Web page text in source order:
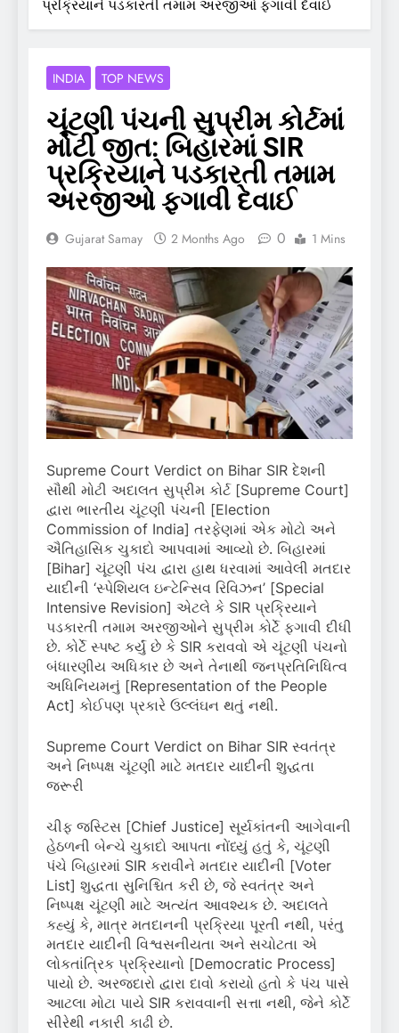
પ્રક્રિયાને પડકારતી તમામ અરજીઓ ફગાવી દેવાઈ
INDIA TOP NEWS
​ચૂંટણી પંચની સુપ્રીમ કોર્ટમાં
મોટી જીત: બિહારમાં SIR
પ્રક્રિયાને પડકારતી તમામ
અરજીઓ ફગાવી દેવાઈ
Gujarat Samay 2 Months Ago 0 1 Mins
Supreme Court Verdict on Bihar SIR દેશની
સૌથી મોટી અદાલત સુપ્રીમ કોર્ટ [Supreme Court]
દ્વારા ભારતીય ચૂંટણી પંચની [Election
Commission of India] તરફેણમાં એક મોટો અને
ઐતિહાસિક ચુકાદો આપવામાં આવ્યો છે. બિહારમાં
[Bihar] ચૂંટણી પંચ દ્વારા હાથ ધરવામાં આવેલી મતદાર
યાદીની ‘સ્પેશિયલ ઇન્ટેન્સિવ રિવિઝન’ [Special
Intensive Revision] એટલે કે SIR પ્રક્રિયાને
પડકારતી તમામ અરજીઓને સુપ્રીમ કોર્ટે ફગાવી દીધી
છે. કોર્ટે સ્પષ્ટ કર્યું છે કે SIR કરાવવો એ ચૂંટણી પંચનો
બંધારણીય અધિકાર છે અને તેનાથી જનપ્રતિનિધિત્વ
અધિનિયમનું [Representation of the People
Act] કોઈપણ પ્રકારે ઉલ્લંઘન થતું નથી.
Supreme Court Verdict on Bihar SIR સ્વતંત્ર
અને નિષ્પક્ષ ચૂંટણી માટે મતદાર યાદીની શુદ્ધતા
જરૂરી
ચીફ જસ્ટિસ [Chief Justice] સૂર્યકાંતની આગેવાની
હેઠળની બેન્ચે ચુકાદો આપતા નોંધ્યું હતું કે, ચૂંટણી
પંચે બિહારમાં SIR કરાવીને મતદાર યાદીની [Voter
List] શુદ્ધતા સુનિશ્ચિત કરી છે, જે સ્વતંત્ર અને
નિષ્પક્ષ ચૂંટણી માટે અત્યંત આવશ્યક છે. અદાલતે
કહ્યું કે, માત્ર મતદાનની પ્રક્રિયા પૂરતી નથી, પરંતુ
મતદાર યાદીની વિશ્વસનીયતા અને સચોટતા એ
લોકતાંત્રિક પ્રક્રિયાનો [Democratic Process]
પાયો છે. અરજદારો દ્વારા દાવો કરાયો હતો કે પંચ પાસે
આટલા મોટા પાયે SIR કરાવવાની સત્તા નથી, જેને કોર્ટે
સીરેથી નકારી કાઢી છે.